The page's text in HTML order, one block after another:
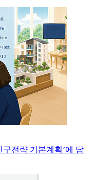
구전략 기본계획’에 담